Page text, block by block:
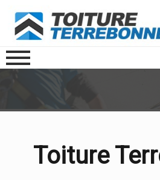
Toiture